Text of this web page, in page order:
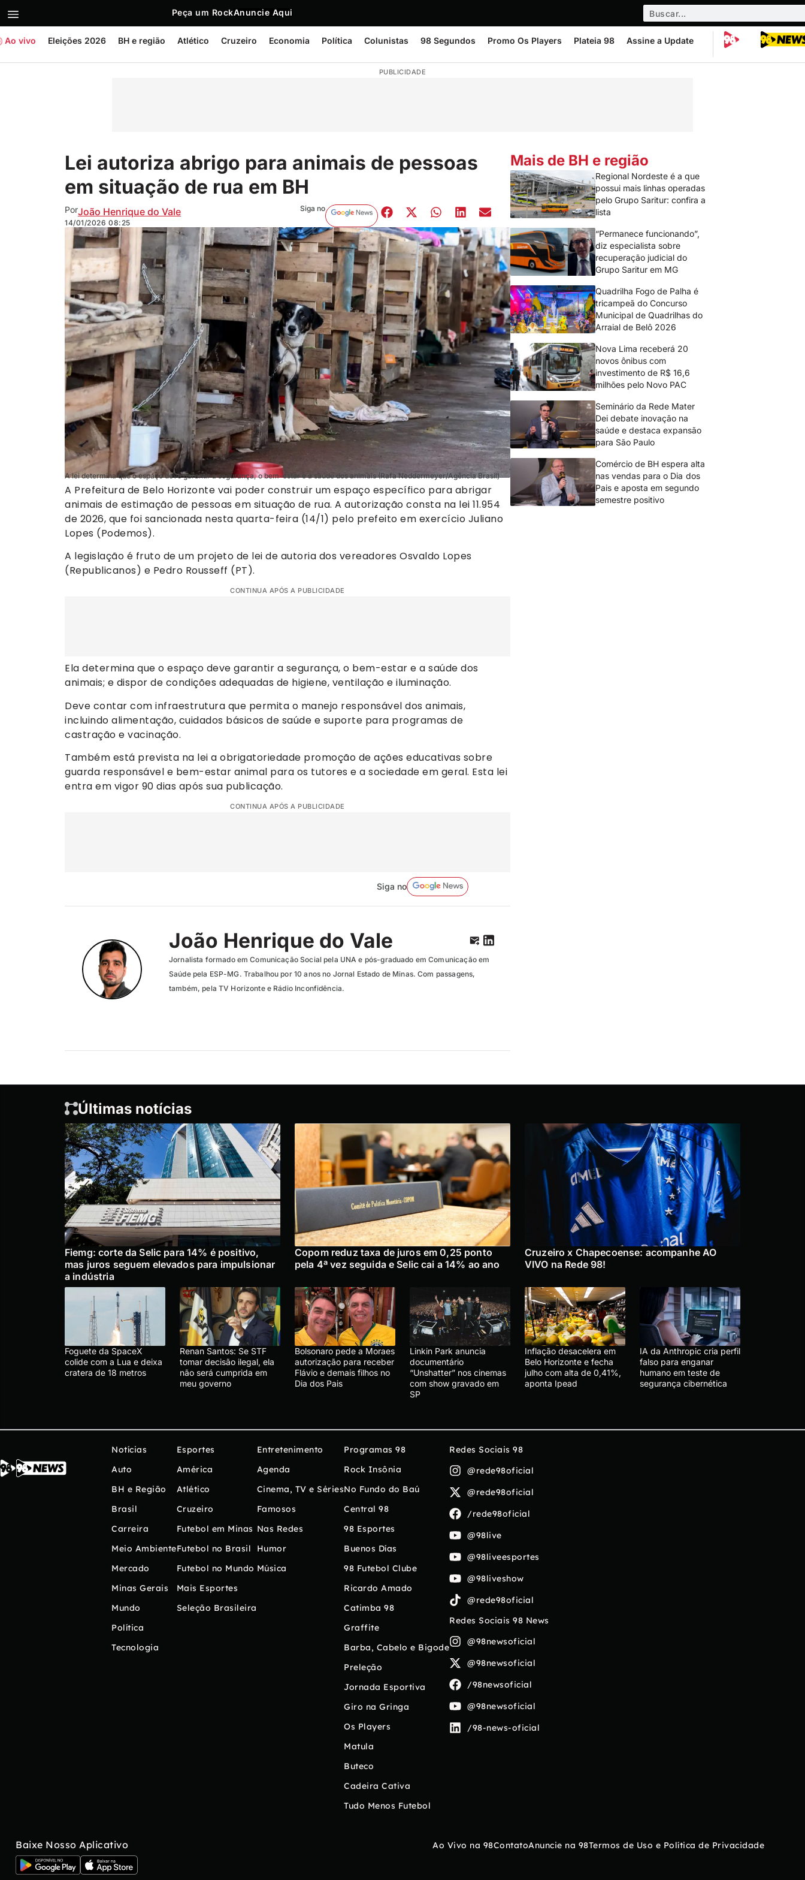
Peça um RockAnuncie Aqui
Ao vivo Eleições 2026 BH e região Atlético Cruzeiro Economia Política Colunistas 98 Segundos Promo Os Players Plateia 98 Assine a Update
PUBLICIDADE
Lei autoriza abrigo para animais de pessoas
em situação de rua em BH
PorJoão Henrique do Vale
14/01/2026 08:25
Siga no
A lei determina que o espaço deve garantir a segurança, o bem-estar e a saúde dos animais (Rafa Neddermeyer/Agência Brasil)
A Prefeitura de Belo Horizonte vai poder construir um espaço específico para abrigar
animais de estimação de pessoas em situação de rua. A autorização consta na lei 11.954
de 2026, que foi sancionada nesta quarta-feira (14/1) pelo prefeito em exercício Juliano
Lopes (Podemos).
A legislação é fruto de um projeto de lei de autoria dos vereadores Osvaldo Lopes
(Republicanos) e Pedro Rousseff (PT).
CONTINUA APÓS A PUBLICIDADE
Ela determina que o espaço deve garantir a segurança, o bem-estar e a saúde dos
animais; e dispor de condições adequadas de higiene, ventilação e iluminação.
Deve contar com infraestrutura que permita o manejo responsável dos animais,
incluindo alimentação, cuidados básicos de saúde e suporte para programas de
castração e vacinação.
Também está prevista na lei a obrigatoriedade promoção de ações educativas sobre
guarda responsável e bem-estar animal para os tutores e a sociedade em geral. Esta lei
entra em vigor 90 dias após sua publicação.
CONTINUA APÓS A PUBLICIDADE
Siga no
João Henrique do Vale
Jornalista formado em Comunicação Social pela UNA e pós-graduado em Comunicação em
Saúde pela ESP-MG. Trabalhou por 10 anos no Jornal Estado de Minas. Com passagens,
também, pela TV Horizonte e Rádio Inconfidência.
Mais de BH e região
Regional Nordeste é a que
possui mais linhas operadas
pelo Grupo Saritur: confira a
lista
“Permanece funcionando”,
diz especialista sobre
recuperação judicial do
Grupo Saritur em MG
Quadrilha Fogo de Palha é
tricampeã do Concurso
Municipal de Quadrilhas do
Arraial de Belô 2026
Nova Lima receberá 20
novos ônibus com
investimento de R$ 16,6
milhões pelo Novo PAC
Seminário da Rede Mater
Dei debate inovação na
saúde e destaca expansão
para São Paulo
Comércio de BH espera alta
nas vendas para o Dia dos
Pais e aposta em segundo
semestre positivo
Últimas notícias
Fiemg: corte da Selic para 14% é positivo,
mas juros seguem elevados para impulsionar
a indústria
Copom reduz taxa de juros em 0,25 ponto
pela 4ª vez seguida e Selic cai a 14% ao ano
Cruzeiro x Chapecoense: acompanhe AO
VIVO na Rede 98!
Foguete da SpaceX
colide com a Lua e deixa
cratera de 18 metros
Renan Santos: Se STF
tomar decisão ilegal, ela
não será cumprida em
meu governo
Bolsonaro pede a Moraes
autorização para receber
Flávio e demais filhos no
Dia dos Pais
Linkin Park anuncia
documentário
“Unshatter” nos cinemas
com show gravado em
SP
Inflação desacelera em
Belo Horizonte e fecha
julho com alta de 0,41%,
aponta Ipead
IA da Anthropic cria perfil
falso para enganar
humano em teste de
segurança cibernética
Notícias
Auto
BH e Região
Brasil
Carreira
Meio Ambiente
Mercado
Minas Gerais
Mundo
Política
Tecnologia
Esportes
América
Atlético
Cruzeiro
Futebol em Minas
Futebol no Brasil
Futebol no Mundo
Mais Esportes
Seleção Brasileira
Entretenimento
Agenda
Cinema, TV e Séries
Famosos
Nas Redes
Humor
Música
Programas 98
Rock Insônia
No Fundo do Baú
Central 98
98 Esportes
Buenos Días
98 Futebol Clube
Ricardo Amado
Catimba 98
Graffite
Barba, Cabelo e Bigode
Preleção
Jornada Esportiva
Giro na Gringa
Os Players
Matula
Buteco
Cadeira Cativa
Tudo Menos Futebol
Redes Sociais 98
@rede98oficial
@rede98oficial
/rede98oficial
@98live
@98liveesportes
@98liveshow
@rede98oficial
Redes Sociais 98 News
@98newsoficial
@98newsoficial
/98newsoficial
@98newsoficial
/98-news-oficial
Baixe Nosso Aplicativo Ao Vivo na 98ContatoAnuncie na 98Termos de Uso e Política de Privacidade